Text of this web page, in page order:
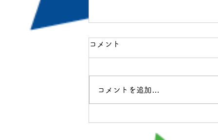
「SORCIER賢者達の物語」
コメント
コメントを追加…